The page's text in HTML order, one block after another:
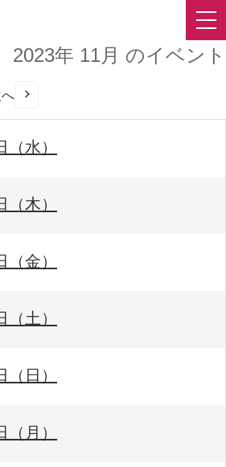
2023年 11月 のイベント
水）
木）
金）
土）
日）
月）